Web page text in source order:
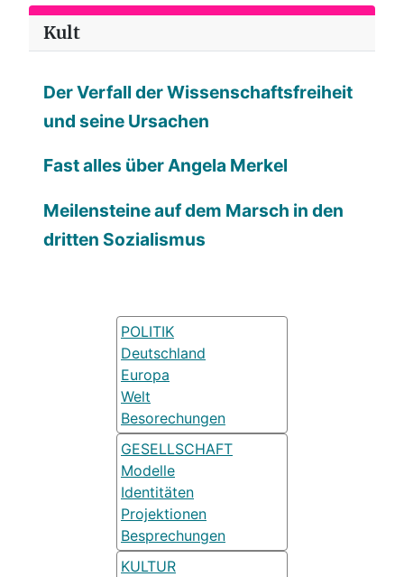
Kult
Der Verfall der Wissenschaftsfreiheit
und seine Ursachen
Fast alles über Angela Merkel
Meilensteine auf dem Marsch in den
dritten Sozialismus
POLITIK
Deutschland
Europa
Welt
Besorechungen
GESELLSCHAFT
Modelle
Identitäten
Projektionen
Besprechungen
KULTUR